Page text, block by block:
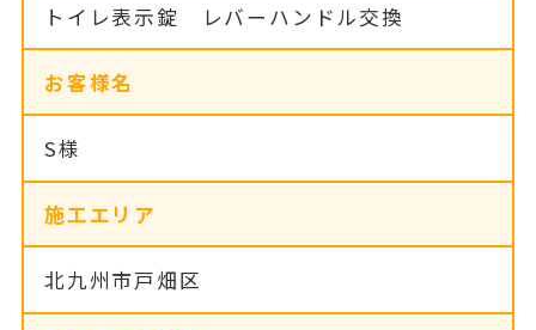
トイレ表示錠 レバーハンドル交換
お客様名
S様
施工エリア
北九州市戸畑区